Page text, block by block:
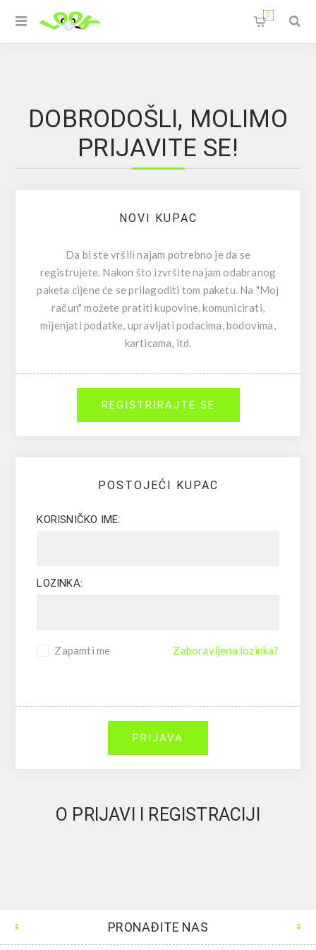
0
DOBRODOŠLI, MOLIMO
PRIJAVITE SE!
NOVI KUPAC
Da bi ste vršili najam potrebno je da se
registrujete. Nakon što izvršite najam odabranog
paketa cijene će se prilagoditi tom paketu. Na "Moj
račun" možete pratiti kupovine, komunicirati,
mijenjati podatke, upravljati podacima, bodovima,
karticama, itd.
REGISTRIRAJTE SE
POSTOJEĆI KUPAC
KORISNIČKO IME:
LOZINKA:
Zapamti me Zaboravljena lozinka?
PRIJAVA
O PRIJAVI I REGISTRACIJI
PRONAĐITE NAS